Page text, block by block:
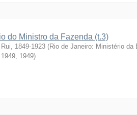
do Ministro da Fazenda (t.3)
1849-1923 (Rio de Janeiro: Ministério
, 1949)